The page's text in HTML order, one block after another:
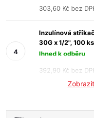
303,60 Kč bez
Inzulínová
30G x 1/2", 100 ks
Ihned k odběru
392,90 Kč bez